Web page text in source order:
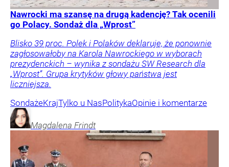
Nawrocki ma szansę na drugą kadencję? Tak ocenili
go Polacy. Sondaż dla „Wprost”
Blisko 39 proc. Polek i Polaków deklaruje, że ponownie
zagłosowałoby na Karola Nawrockiego w wyborach
prezydenckich – wynika z sondażu SW Research dla
„Wprost”. Grupa krytyków głowy państwa jest
liczniejsza.
SondażeKrajTylko u NasPolitykaOpinie i komentarze
Magdalena Frindt